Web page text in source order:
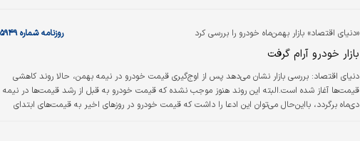
«دنیای اقتصاد» بازار بهمن‌ماه خودرو را بررسی کرد روزنامه شماره ۵۹۴۹
بازار خودرو آرام گرفت
دنیای اقتصاد: بررسی بازار نشان می‌دهد پس از اوج‌گیری قیمت خودرو در نیمه بهمن، حالا روند کاهشی
قیمت‌ها آغاز شده است.البته این روند هنوز موجب نشده که قیمت خودرو به قبل از رشد قیمت‌ها در نیمه
دی‌ماه برگردد، بااین‌حال می‌توان این ادعا را داشت که قیمت خودرو در روزهای اخیر به قیمت‌های ابتدای